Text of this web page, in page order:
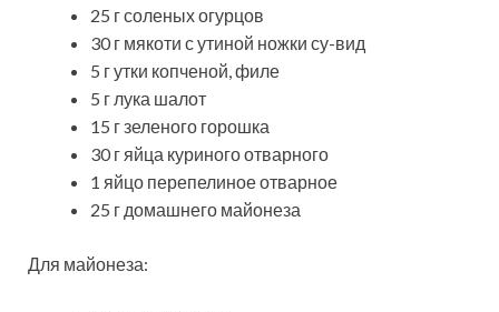
25 г соленых огурцов
30 г мякоти с утиной ножки су-вид
5 г утки копченой, филе
5 г лука шалот
15 г зеленого горошка
30 г яйца куриного отварного
1 яйцо перепелиное отварное
25 г домашнего майонеза
Для майонеза: